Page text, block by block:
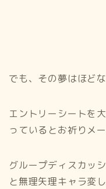
でも、その夢はほど
エントリーシートを
っているとお祈りメ
グループディスカッ
と無理矢理キャラ変